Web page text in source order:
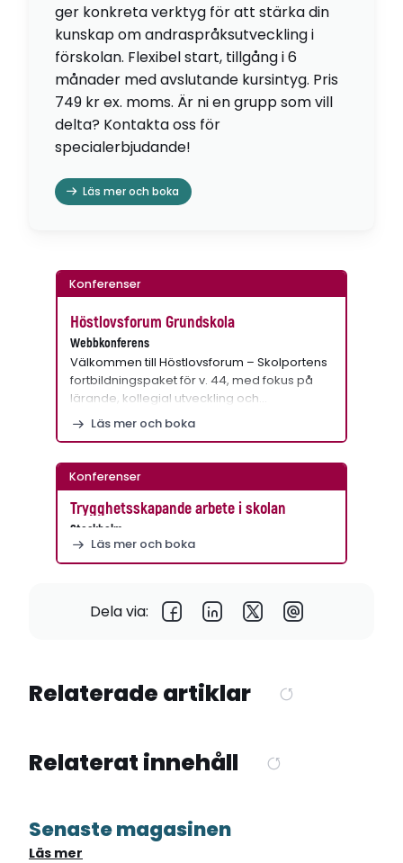
ger konkreta verktyg för att stärka din
kunskap om andraspråksutveckling i
förskolan. Flexibel start, tillgång i 6
månader med avslutande kursintyg. Pris
749 kr ex. moms. Är ni en grupp som vill
delta? Kontakta oss för
specialerbjudande!
Läs mer och boka
Konferenser
Höstlovsforum Grundskola
Webbkonferens
Välkommen till Höstlovsforum – Skolportens
fortbildningspaket för v. 44, med fokus på
lärande, kollegial utveckling och…
Läs mer och boka
Konferenser
Trygghetsskapande arbete i skolan
Stockholm
Läs mer och boka
Dela via:
Relaterade artiklar
Relaterat innehåll
Senaste magasinen
Läs mer